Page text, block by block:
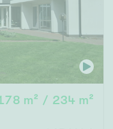
m² / 234 m²